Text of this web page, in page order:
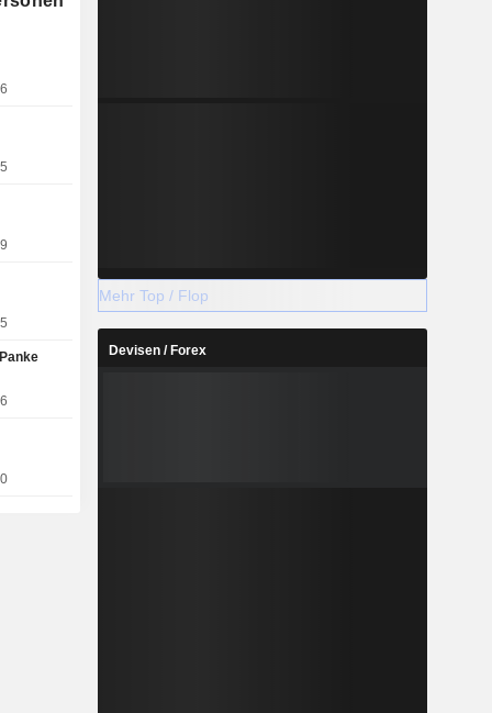
Europa
und
Mehr Top / Flop
Devisen / Forex